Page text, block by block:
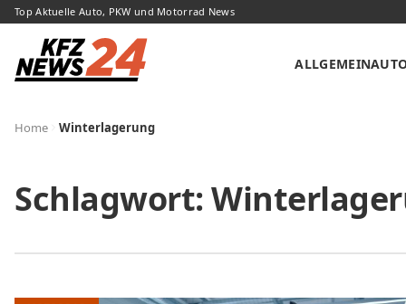
Top Aktuelle Auto, PKW und Motorrad News
ALLGEMEIN
Home Winterlagerung
Schlagwort: